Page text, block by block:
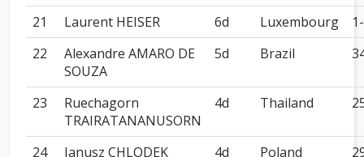
21
Laurent HEISER 6d Luxembourg
1-
22
Alexandre AMARO DE
SOUZA
5d Brazil
23
Ruechagorn
TRAIRATANANUSORN
4d Thailand
24 Janusz CHLODEK 4d Poland